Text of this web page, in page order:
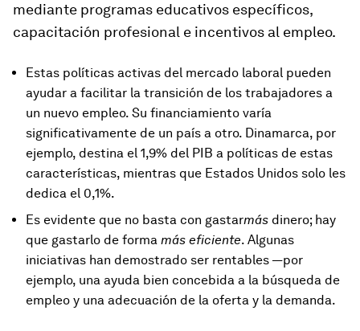
mediante programas educativos específicos,
capacitación profesional e incentivos al empleo.
Estas políticas activas del mercado laboral pueden
ayudar a facilitar la transición de los trabajadores a
un nuevo empleo. Su financiamiento varía
significativamente de un país a otro. Dinamarca, por
ejemplo, destina el 1,9% del PIB a políticas de estas
características, mientras que Estados Unidos solo les
dedica el 0,1%.
Es evidente que no basta con gastarmás dinero; hay
que gastarlo de forma más eficiente. Algunas
iniciativas han demostrado ser rentables —por
ejemplo, una ayuda bien concebida a la búsqueda de
empleo y una adecuación de la oferta y la demanda.